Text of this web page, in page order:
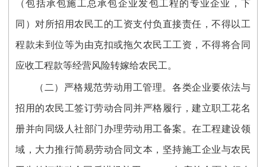
（包括承包施工总承包企业发包工程的专业企业，下
同）对所招用农民工的工资支付负直接责任，不得以工
程款未到位等为由克扣或拖欠农民工工资，不得将合同
应收工程款等经营风险转嫁给农民工。
（二）严格规范劳动用工管理。各类企业要依法与
招用的农民工签订劳动合同并严格履行，建立职工花名
册并向同级人社部门办理劳动用工备案。在工程建设领
域，大力推行简易劳动合同文本，坚持施工企业与农民